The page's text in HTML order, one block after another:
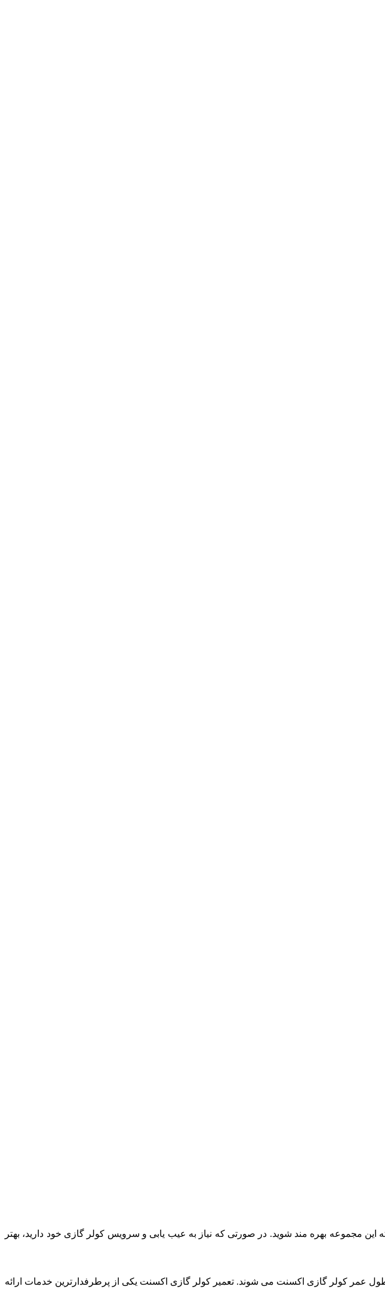
این مجموعه بهره مند شوید. در صورتی که نیاز به عیب یابی و سرویس کولر گازی خود دارید، بهتر
عمر کولر گازی اکسنت می شوند. تعمیر کولر گازی اکسنت یکی از پرطرفدارترین خدمات ارائه